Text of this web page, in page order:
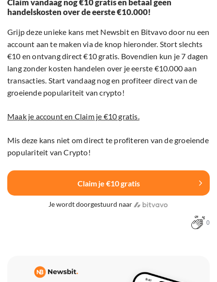
Claim vandaag nog €10 gratis en betaal geen
handelskosten over de eerste €10.000!
Grijp deze unieke kans met Newsbit en Bitvavo door nu een
account aan te maken via de knop hieronder. Stort slechts
€10 en ontvang direct €10 gratis. Bovendien kun je 7 dagen
lang zonder kosten handelen over je eerste €10.000 aan
transacties. Start vandaag nog en profiteer direct van de
groeiende populariteit van crypto!
Maak je account en Claim je €10 gratis.
Mis deze kans niet om direct te profiteren van de groeiende
populariteit van Crypto!
Claim je €10 gratis
Je wordt doorgestuurd naar
0